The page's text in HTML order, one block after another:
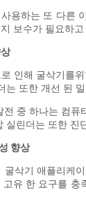
용하는 또 다른
보수가 필요하
인해 굴삭기를
는 또한 개선 된
중 하나는 컴
실린더는 또한
향상
굴삭기 애플리케
유 한 요구를